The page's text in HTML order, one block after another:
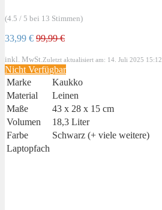
(4.5 / 5 bei 13 Stimmen)
33,99 € 99,99 €
inkl. MwSt. Zuletzt aktualisiert am: 14. Juli 2025 15:12
Nicht Verfügbar
Marke
Kaukko
Material
Leinen
Maße
43 x 28 x 15 cm
Volumen
18,3 Liter
Farbe
Schwarz (+ viele weitere)
Laptopfach